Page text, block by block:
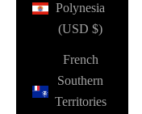
Polynesia
(USD $)
French
Southern
Territories